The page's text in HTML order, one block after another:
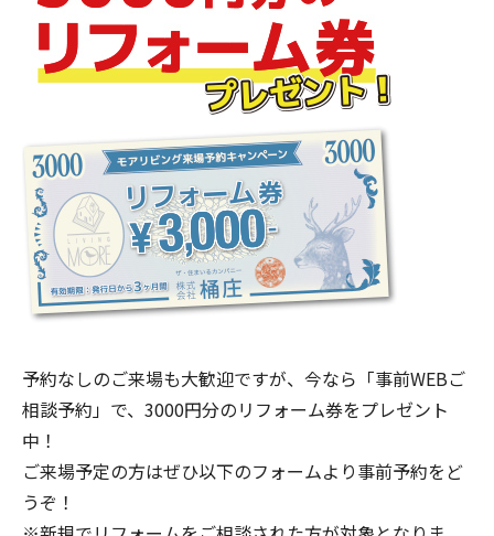
予約なしのご来場も大歓迎ですが、今なら「事前WEBご
相談予約」で、3000円分のリフォーム券をプレゼント
中！
ご来場予定の方はぜひ以下のフォームより事前予約をど
うぞ！